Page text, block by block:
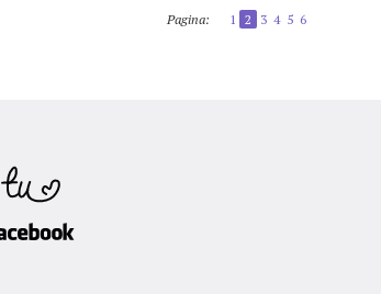
Pagina: 1 2 3 4 5 6